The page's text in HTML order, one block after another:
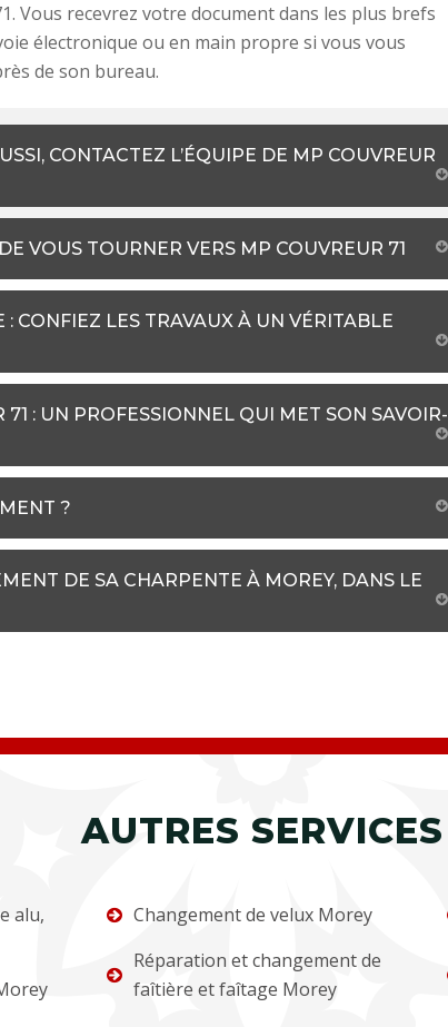
Vous recevrez votre document dans les plus brefs
électronique ou en main propre si vous vous
de son bureau.
CONTACTEZ L’ÉQUIPE DE MP COUVREUR
VOUS TOURNER VERS MP COUVREUR 71
CONFIEZ LES TRAVAUX À UN VÉRITABLE
: UN PROFESSIONNEL QUI MET SON SAVOIR-
?
DE SA CHARPENTE À MOREY, DANS LE
AUTRES SERVICES
alu,
Changement de velux Morey
Réparation et changement de
faîtière et faîtage Morey